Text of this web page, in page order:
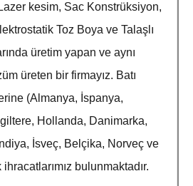
kesim, Sac Konstrüksiyon,
Toz Boya ve Talaşlı
üretim yapan ve aynı
üreten bir firmayız. Batı
(Almanya, İspanya,
Hollanda, Danimarka,
İsveç, Belçika, Norveç ve
bulunmaktadır.